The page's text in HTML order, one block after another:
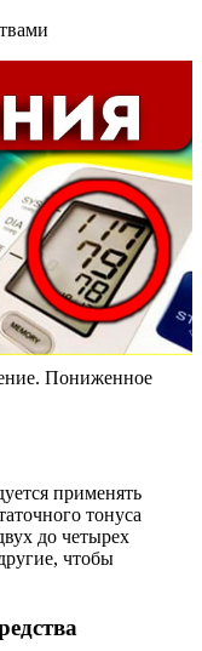
Пониженное
применять
тонуса
до четырех
чтобы